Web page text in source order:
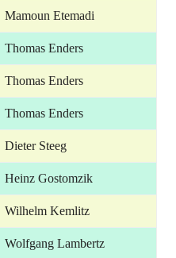
Mamoun Etemadi
Thomas Enders
Thomas Enders
Thomas Enders
Dieter Steeg
Heinz Gostomzik
Wilhelm Kemlitz
Wolfgang Lambertz